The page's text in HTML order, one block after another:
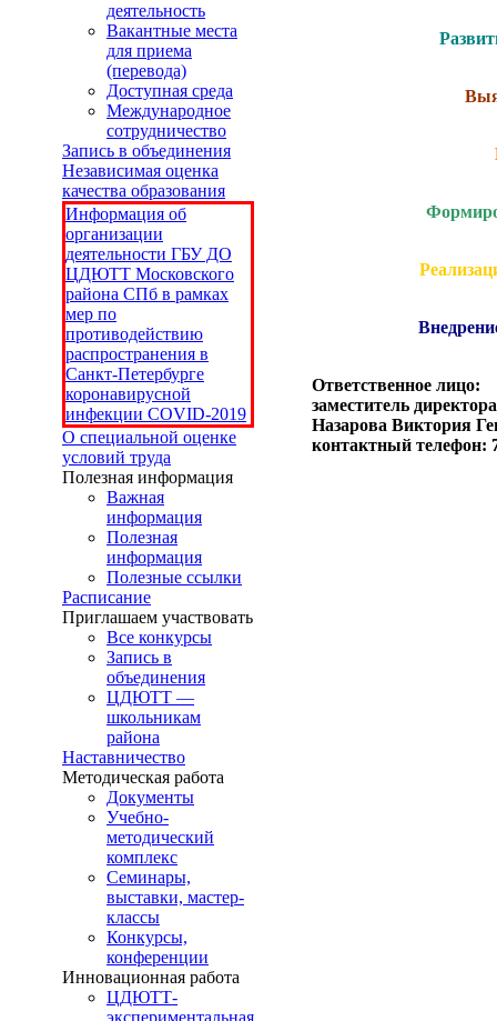
деятельность
Вакантные места
для приема
(перевода)
Доступная среда
Международное
сотрудничество
Запись в объединения
Независимая оценка
качества образования
Информация об
организации
деятельности ГБУ ДО
ЦДЮТТ Московского
района СПб в рамках
мер по
противодействию
распространения в
Санкт-Петербурге
коронавирусной
инфекции COVID-2019
О специальной оценке
условий труда
Полезная информация
Важная
информация
Полезная
информация
Полезные ссылки
Расписание
Приглашаем участвовать
Все конкурсы
Запись в
объединения
ЦДЮТТ —
школьникам
района
Наставничество
Методическая работа
Документы
Учебно-
методический
комплекс
Семинары,
выставки, мастер-
классы
Конкурсы,
конференции
Инновационная работа
ЦДЮТТ-
экспериментальная
Ответственное лицо:
заместитель
Назарова Виктория
контактный телефон: